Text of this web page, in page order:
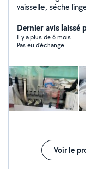
vaisselle, séche
sérieuse, travail
Dernier avis laissé
Il y a plus de 6 mois
Pas eu d’échange
Voir le